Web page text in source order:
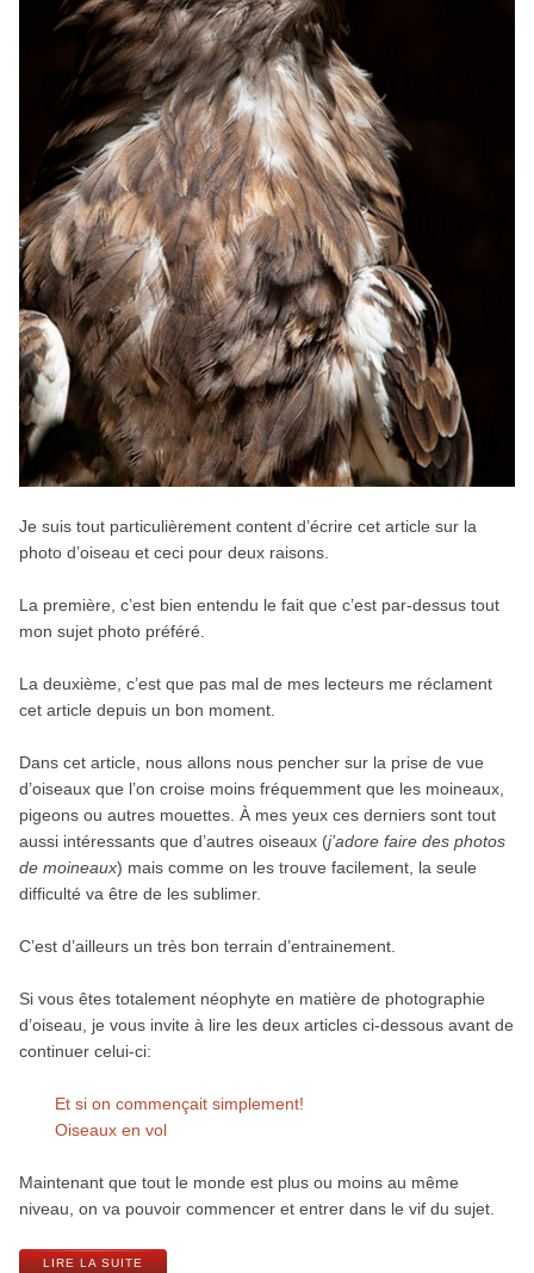
Je suis tout particulièrement content d’écrire cet article sur la
photo d’oiseau et ceci pour deux raisons.
La première, c’est bien entendu le fait que c’est par-dessus tout
mon sujet photo préféré.
La deuxième, c’est que pas mal de mes lecteurs me réclament
cet article depuis un bon moment.
Dans cet article, nous allons nous pencher sur la prise de vue
d’oiseaux que l’on croise moins fréquemment que les moineaux,
pigeons ou autres mouettes. À mes yeux ces derniers sont tout
aussi intéressants que d’autres oiseaux (j’adore faire des photos
de moineaux) mais comme on les trouve facilement, la seule
difficulté va être de les sublimer.
C’est d’ailleurs un très bon terrain d’entrainement.
Si vous êtes totalement néophyte en matière de photographie
d’oiseau, je vous invite à lire les deux articles ci-dessous avant de
continuer celui-ci:
Et si on commençait simplement!
Oiseaux en vol
Maintenant que tout le monde est plus ou moins au même
niveau, on va pouvoir commencer et entrer dans le vif du sujet.
LIRE LA SUITE